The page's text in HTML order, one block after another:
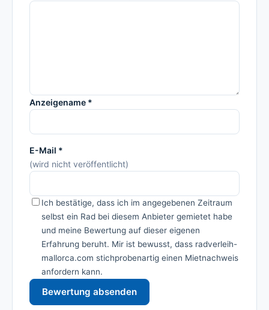
Anzeigename *
E-Mail *
(wird nicht veröffentlicht)
Ich bestätige, dass ich im angegebenen Zeitraum
selbst ein Rad bei diesem Anbieter gemietet habe
und meine Bewertung auf dieser eigenen
Erfahrung beruht. Mir ist bewusst, dass radverleih-
mallorca.com stichprobenartig einen Mietnachweis
anfordern kann.
Bewertung absenden